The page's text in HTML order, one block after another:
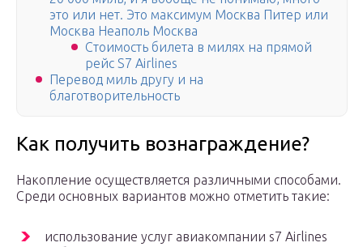
это или нет. Это максимум Москва Питер или
Москва Неаполь Москва
Стоимость билета в милях на прямой
рейс S7 Airlines
Перевод миль другу и на
благотворительность
Как получить вознаграждение?
Накопление осуществляется различными способами.
Среди основных вариантов можно отметить такие:
использование услуг авиакомпании s7 Airlines